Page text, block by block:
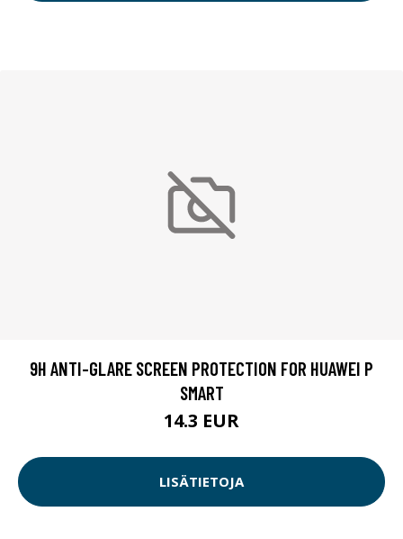
9H ANTI-GLARE SCREEN PROTECTION FOR HUAWEI P
SMART
14.3 EUR
LISÄTIETOJA